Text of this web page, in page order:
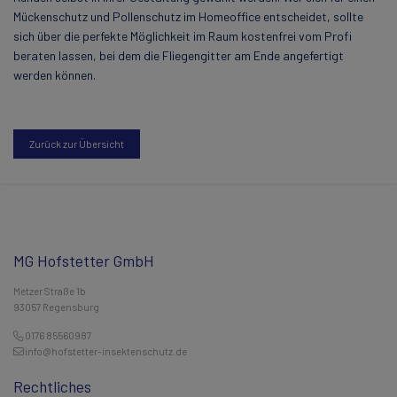
Zurück zur Übersicht
Mückenschutz und Pollenschutz im Homeoffice entscheidet, sollte
sich über die perfekte Möglichkeit im Raum kostenfrei vom Profi
beraten lassen, bei dem die Fliegengitter am Ende angefertigt
werden können.
MG Hofstetter GmbH
Metzer Straße 1b
93057 Regensburg
0176 85560987
info@hofstetter-insektenschutz.de
Rechtliches